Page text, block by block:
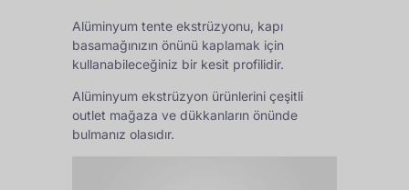
Alüminyum tente ekstrüzyonu, kapı
basamağınızın önünü kaplamak için
kullanabileceğiniz bir kesit profilidir.
Alüminyum ekstrüzyon ürünlerini çeşitli
outlet mağaza ve dükkanların önünde
bulmanız olasıdır.